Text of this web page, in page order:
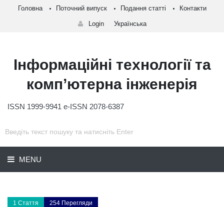
Головна Поточний випуск Подання статті Контакти
Login Українська
Інформаційні технології та
комп’ютерна інженерія
ISSN 1999-9941 e-ISSN 2078-6387
MENU
1 Стаття 254 Перегляди